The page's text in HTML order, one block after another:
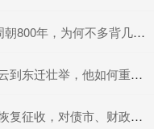
步？因为他犯了个错_姬昌_智慧_命运
何重塑历史？_诸侯_周幽王_西周
、财政、银行、个人影响几何？